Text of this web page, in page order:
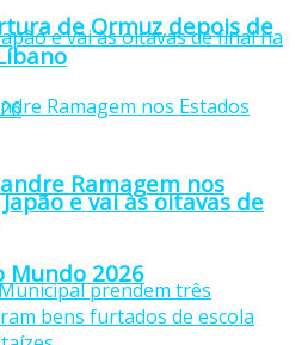
e vai às oitavas de
Mundo 2026
de Ormuz depois de
Ramagem nos